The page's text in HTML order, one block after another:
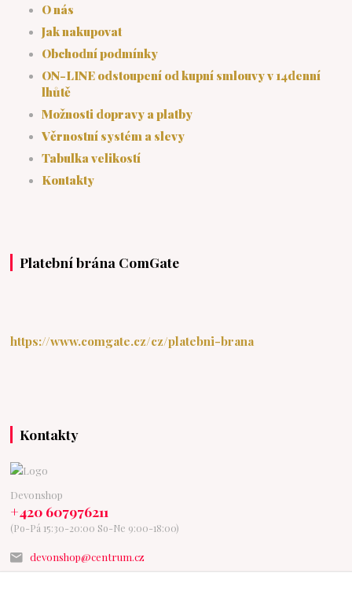
O nás
Jak nakupovat
Obchodní podmínky
ON-LINE odstoupení od kupní smlouvy v 14denní
lhůtě
Možnosti dopravy a platby
Věrnostní systém a slevy
Tabulka velikostí
Kontakty
Platební brána ComGate
https://www.comgate.cz/cz/platebni-brana
Kontakty
Devonshop
+420 607976211
(Po-Pá 15:30-20:00 So-Ne 9:00-18:00)
devonshop@centrum.cz